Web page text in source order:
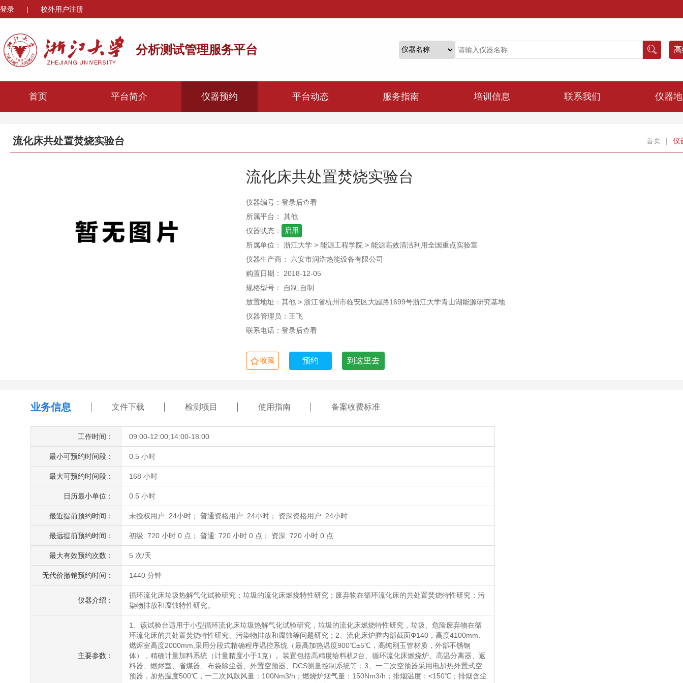
登录 | 校外用户注册
分析测试管理服务平台
首页 平台简介 仪器预约 平台动态 服务指南 培训信息 联系我们 仪器
流化床共处置焚烧实验台 首页 | 仪
流化床共处置焚烧实验台
仪器编号：登录后查看
所属平台： 其他
仪器状态：
启用
所属单位： 浙江大学 > 能源工程学院 > 能源高效清洁利用全国重点实验室
仪器生产商： 六安市润浩热能设备有限公司
购置日期： 2018-12-05
规格型号： 自制,自制
放置地址：其他 > 浙江省杭州市临安区大园路1699号浙江大学青山湖能源研究基地
仪器管理员：王飞
联系电话：登录后查看
收藏 预约 到这里去
业务信息 文件下载 检测项目 使用指南 备案收费标准
工作时间： 09:00-12:00;14:00-18:00
最小可预约时间段： 0.5 小时
最大可预约时间段： 168 小时
日历最小单位： 0.5 小时
最近提前预约时间： 未授权用户: 24小时； 普通资格用户: 24小时； 资深资格用户: 24小时
最远提前预约时间： 初级: 720 小时 0 点； 普通: 720 小时 0 点； 资深: 720 小时 0 点
最大有效预约次数： 5 次/天
无代价撤销预约时间： 1440 分钟
仪器介绍：
循环流化床垃圾热解气化试验研究；垃圾的流化床燃烧特性研究；废弃物在循环流化床的共处置焚烧特性研究；污
染物排放和腐蚀特性研究。
主要参数：
1、该试验台适用于小型循环流化床垃圾热解气化试验研究，垃圾的流化床燃烧特性研究，垃圾、危险废弃物在循
环流化床的共处置焚烧特性研究、污染物排放和腐蚀等问题研究；2、流化床炉膛内部截面Φ140，高度4100mm、
燃烬室高度2000mm,采用分段式精确程序温控系统（最高加热温度900℃±5℃，高纯刚玉管材质，外部不锈钢
体），精确计量加料系统（计量精度小于1克）。装置包括高精度给料机2台、循环流化床燃烧炉、高温分离器、返
料器、燃烬室、省煤器、布袋除尘器、外置空预器、DCS测量控制系统等；3、一二次空预器采用电加热外置式空
预器，加热温度500℃，一二次风鼓风量：100Nm3/h；燃烧炉烟气量：150Nm3/h；排烟温度：<150℃；排烟含尘